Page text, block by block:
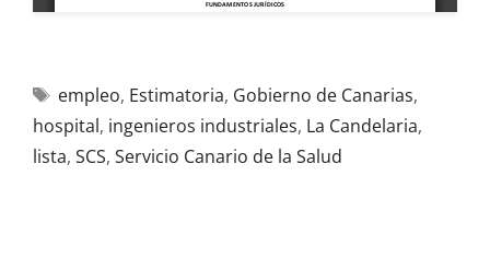
empleo, Estimatoria, Gobierno de Canarias,
hospital, ingenieros industriales, La Candelaria,
lista, SCS, Servicio Canario de la Salud